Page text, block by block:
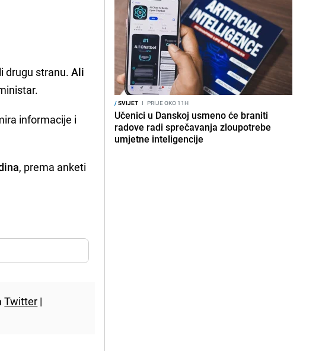
drugu stranu. Ali
informacije i
, prema anketi
Twitter |
/SVIJET I PRIJE OKO 11H
Učenici u Danskoj usmeno će braniti
radove radi sprečavanja zloupotrebe
umjetne inteligencije